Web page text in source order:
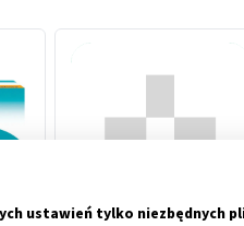
ustawień tylko niezbędnych